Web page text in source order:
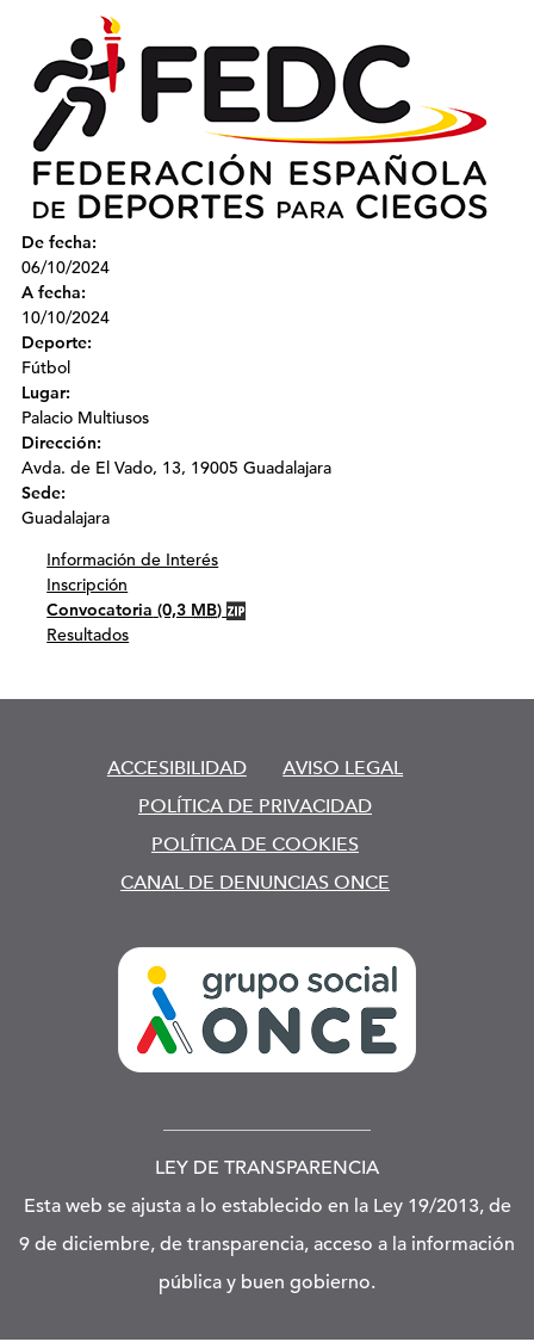
De fecha:
06/10/2024
A fecha:
10/10/2024
Deporte:
Fútbol
Lugar:
Palacio Multiusos
Dirección:
Avda. de El Vado, 13, 19005 Guadalajara
Sede:
Guadalajara
Información de Interés
Inscripción
Convocatoria (0,3 MB)
Resultados
ACCESIBILIDAD
AVISO LEGAL
POLÍTICA DE PRIVACIDAD
POLÍTICA DE COOKIES
CANAL DE DENUNCIAS ONCE
LEY DE TRANSPARENCIA
Esta web se ajusta a lo establecido en la Ley 19/2013, de
9 de diciembre, de transparencia, acceso a la información
pública y buen gobierno.